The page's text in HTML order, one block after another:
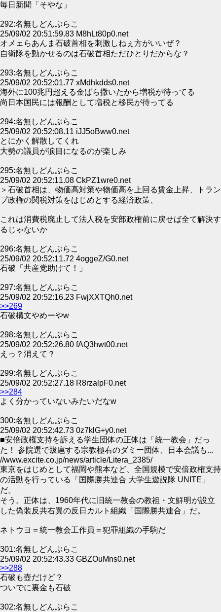
毎日新聞「そやな」
292:名無しどんぶらこ
25/09/02 20:51:59.83 M8hLt80p0.net
オメェらあんま石破首相を刺激しねぇ方がいいぜ？
自衛隊を動かせるのは石破首相ただひとりだからな？
293:名無しどんぶらこ
25/09/02 20:52:01.77 xMdhkdds0.net
海外に100兆円超える金ばら撒いたから増税が待ってる
尚日本国民には報酬として増税と移民が待ってる
294:名無しどんぶらこ
25/09/02 20:52:08.11 iJJ5oBww0.net
とにかく解散してくれ
大勢の議員が涙目になるのが楽しみ
295:名無しどんぶらこ
25/09/02 20:52:11.08 CkPZ1wre0.net
＞石破首相は、物価高対策や物価高を上回る賃金上昇、トラン
プ政権の関税対策をはじめとする経済政策、
これは消費税廃止して法人税を安部政権前に戻せば全て解決す
るじゃないか
296:名無しどんぶらこ
25/09/02 20:52:11.72 4oggeZ/G0.net
石破「共産党助けて！」
297:名無しどんぶらこ
25/09/02 20:52:16.23 FwjXXTQh0.net
>>269
石破構文やめーやw
298:名無しどんぶらこ
25/09/02 20:52:26.80 fAQ3hwt00.net
えっ？消えて？
299:名無しどんぶらこ
25/09/02 20:52:27.18 R8rzalpF0.net
>>284
よく分かっていないみたいだなw
300:名無しどんぶらこ
25/09/02 20:52:42.73 0z7klG+y0.net
■安倍政権支持を訴える学生団体の正体は「統一教会」だっ
た！ 参院選で跋扈する宗教極右のダミー団体、日本会議も...
//www.excite.co.jp/news/article/Litera_2385/
東京をはじめとして福岡や熊本など、全国規模で安倍政権支持
の活動を行っている「国際勝共連合 大学生遊説隊 UNITE」
だ。
そう。正体は、1960年代に旧統一教会の教祖・文鮮明が設立
した偽装反共右翼の反日カルト組織「国際勝共連合」だ。
ネトウヨ＝統一教会工作員＝犯罪組織の手駒だ
301:名無しどんぶらこ
25/09/02 20:52:43.33 GBZOuMns0.net
>>288
石破も壺だけど？
ついでに裏金も石破
302:名無しどんぶらこ